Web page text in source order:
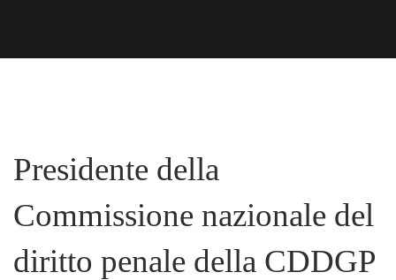
Presidente della
Commissione nazionale del
diritto penale della CDDGP